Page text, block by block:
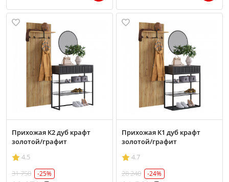
Прихожая К2 дуб крафт
золотой/графит
4.5
31 750
-25%
Прихожая К1 дуб крафт
золотой/графит
4.7
28 240
-24%